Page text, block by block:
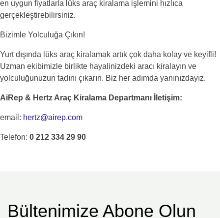
en uygun fiyatlarla lüks araç kiralama işlemini hızlıca
gerçekleştirebilirsiniz.
Bizimle Yolculuğa Çıkın!
Yurt dışında lüks araç kiralamak artık çok daha kolay ve keyifli!
Uzman ekibimizle birlikte hayalinizdeki aracı kiralayın ve
yolculuğunuzun tadını çıkarın. Biz her adımda yanınızdayız.
AiRep & Hertz Araç Kiralama Departmanı İletişim:
email: hertz@airep.com
Telefon: 0 212 334 29 90
Bültenimize Abone Olun